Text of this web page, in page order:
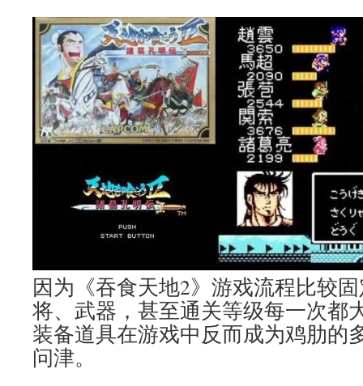
因为《吞食天地2》游戏流程比较
将、武器，甚至通关等级每一次都
装备道具在游戏中反而成为鸡肋的
问津。